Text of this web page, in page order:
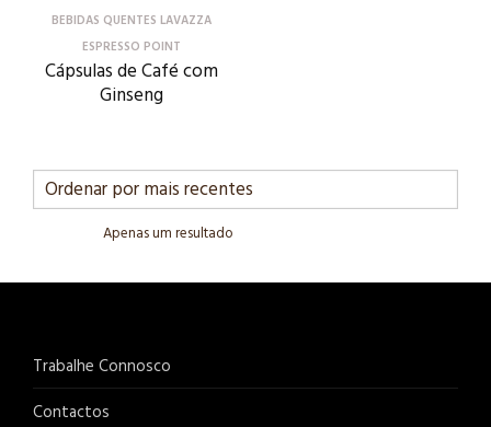
BEBIDAS QUENTES LAVAZZA
ESPRESSO POINT
Cápsulas de Café com
Ginseng
Apenas um resultado
Trabalhe Connosco
Contactos